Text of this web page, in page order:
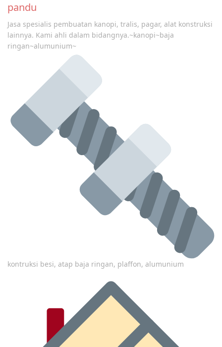
pandu
Jasa spesialis pembuatan kanopi, tralis, pagar, alat konstruksi
lainnya. Kami ahli dalam bidangnya.~kanopi~baja
ringan~alumunium~
kontruksi besi, atap baja ringan, plaffon, alumunium